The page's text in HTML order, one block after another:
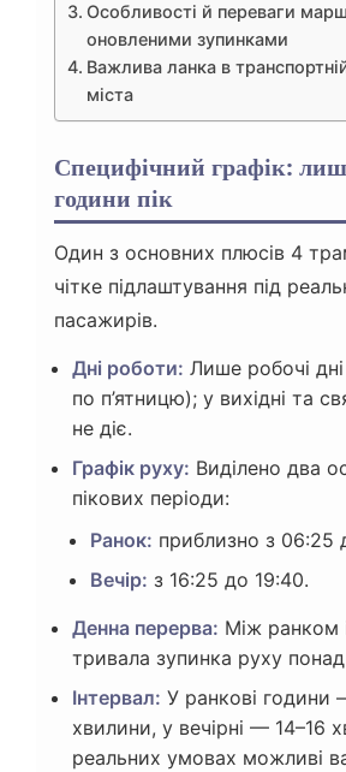
Особливості й переваги
оновленими зупинками
Важлива ланка в
міста
Специфічний графік:
години пік
Один з основних плюсів 4
чітке підлаштування під
пасажирів.
Дні роботи: Лише робочі
по п’ятницю); у вихідні та
не діє.
Графік руху: Виділено два
пікових періоди:
Ранок: приблизно з 06:25
Вечір: з 16:25 до 19:40.
Денна перерва: Між ранком
тривала зупинка руху
Інтервал: У ранкові години
хвилини, у вечірні — 14–16
реальних умовах можливі